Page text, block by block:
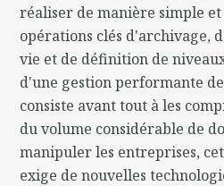
réaliser de manière simple et
opérations clés d'archivage,
vie et de définition de
d'une gestion performante
consiste avant tout à les
du volume considérable de
manipuler les entreprises,
exige de nouvelles